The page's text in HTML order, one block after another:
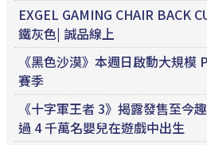
EXGEL GAMING CHAIR BACK
鐵灰色| 誠品線上
《黑色沙漠》本週日啟動大規模
賽季
《十字軍王者 3》揭露發售至今
過 4 千萬名嬰兒在遊戲中出生